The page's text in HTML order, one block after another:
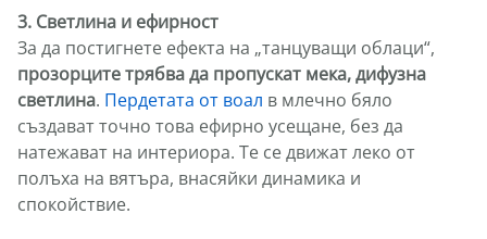
3. Светлина и ефирност
За да постигнете ефекта на „танцуващи облаци“,
прозорците трябва да пропускат мека, дифузна
светлина. Пердетата от воал в млечно бяло
създават точно това ефирно усещане, без да
натежават на интериора. Те се движат леко от
полъха на вятъра, внасяйки динамика и
спокойствие.